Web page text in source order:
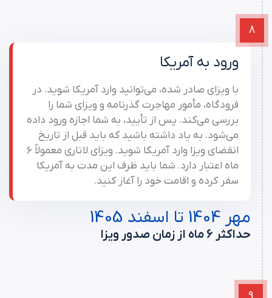
8
ورود به آمریکا
با ویزای صادر شده، می‌توانید وارد آمریکا شوید. در
فرودگاه، مأمور مهاجرت گذرنامه و ویزای شما را
بررسی می‌کند. پس از تأیید، به شما اجازه ورود داده
می‌شود. به یاد داشته باشید که باید قبل از تاریخ
انقضای ویزا وارد آمریکا شوید. ویزای لاتاری معمولاً 6
ماه اعتبار دارد. شما باید ظرف این مدت به آمریکا
سفر کرده و اقامت خود را آغاز کنید.
مهر 1404 تا اسفند 1405
حداکثر 6 ماه از زمان صدور ویزا